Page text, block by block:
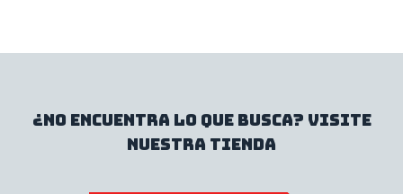
¿No encuentra lo que busca? Visite
nuestra tienda